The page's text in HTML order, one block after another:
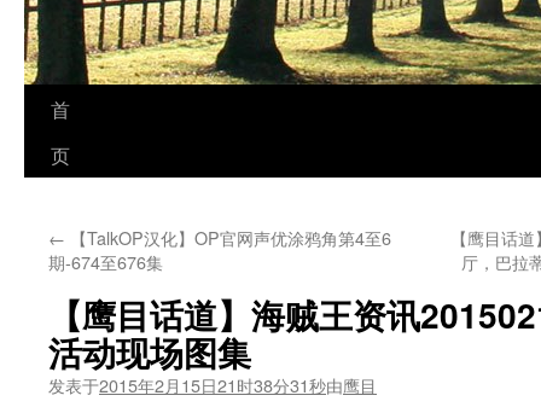
跳
至
文
首
页
← 【TalkOP汉化】OP官网声优涂鸦角第4至6
期-674至676集
【鹰目话
厅，巴拉
【鹰目话道】海贼王资讯
活动现场图集
发表于2015年2月15日21时38分31秒由鹰目